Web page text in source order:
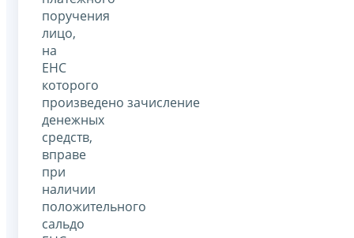
поручения
лицо,
на
ЕНС
которого
произведено зачисление
денежных
средств,
вправе
при
наличии
положительного
сальдо